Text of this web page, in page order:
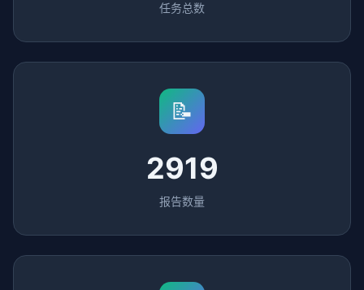
任务总数
📝
2919
报告数量